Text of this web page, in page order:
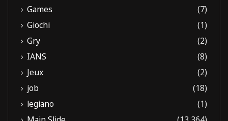
Games
(7)
Giochi
(1)
Gry
(2)
IANS
(8)
Jeux
(2)
job
(18)
legiano
(1)